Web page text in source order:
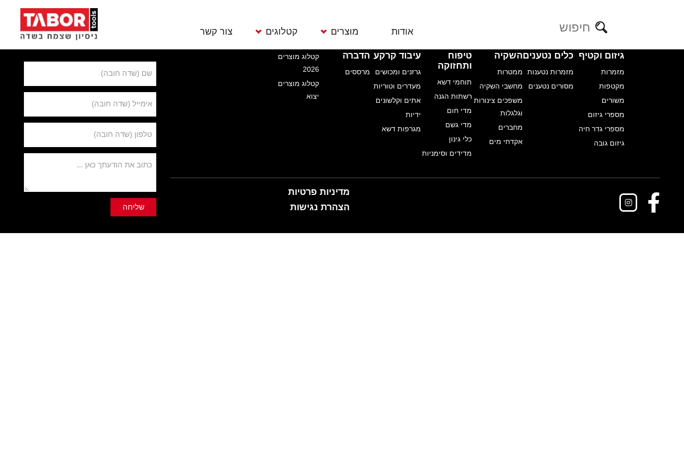
אודות מוצרים
מזמרות נטענות
מסורים נטענים
ממטרות
מחברים
קטלוגים צור קשר
לפרטים נוספים
שם (שדה חובה)
אימייל (שדה חובה)
טלפון (שדה חובה)
כתוב את הודעתך כאן ...
מוצרים
גיזום וקטיף
מזמרות
מקטפות
משורים
מספרי גיזום
מספרי גדר חיה
גיזום גובה
כלים נטענים
מזמרות נטענות
מסורים נטענים
השקיה
ממטרות
מחשבי השקיה
משפכים צינורות
וגלגלות
מחברים
אקדחי מים
טיפוח
ותחזוקה
תוחמי דשא
רשתות הגנה
מדי חום
מדי גשם
כלי גינון
מדידים וסימניות
עיבוד קרקע
גרזנים ומכושים
מעדרים וטוריות
אתים וקלשונים
ידיות
מגרפות דשא
הדברה
מרססים
קטלוגים
קטלוג מוצרים
2026
קטלוג מוצרים
יצוא
צור קשר
מדיניות פרטיות
הצהרת נגישות